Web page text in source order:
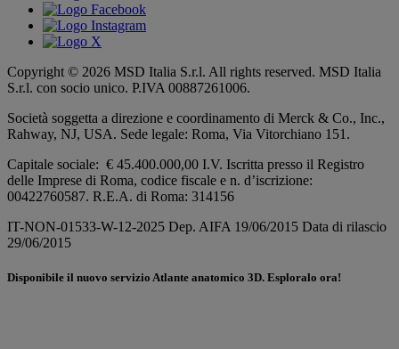
Copyright © 2026 MSD Italia S.r.l. All rights reserved. MSD Italia
S.r.l. con socio unico. P.IVA 00887261006.
Società soggetta a direzione e coordinamento di Merck & Co., Inc.,
Rahway, NJ, USA. Sede legale: Roma, Via Vitorchiano 151.
Capitale sociale: € 45.400.000,00 I.V. Iscritta presso il Registro
delle Imprese di Roma, codice fiscale e n. d’iscrizione:
00422760587. R.E.A. di Roma: 314156
IT-NON-01533-W-12-2025 Dep. AIFA 19/06/2015 Data di rilascio
29/06/2015
Disponibile il nuovo servizio Atlante anatomico 3D. Esploralo ora!